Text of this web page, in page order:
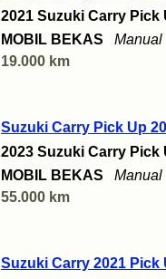
2021 Suzuki Carry Pick
MOBIL BEKAS
Manual
19.000 km
Suzuki Carry Pick Up
2023 Suzuki Carry Pick
MOBIL BEKAS
Manual
55.000 km
Suzuki Carry 2021 Pick